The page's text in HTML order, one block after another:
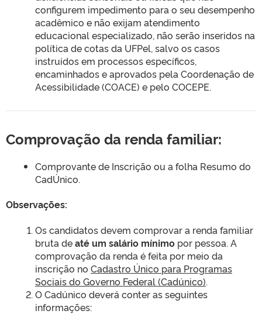
configurem impedimento para o seu desempenho
acadêmico e não exijam atendimento
educacional especializado, não serão inseridos na
política de cotas da UFPel, salvo os casos
instruídos em processos específicos,
encaminhados e aprovados pela Coordenação de
Acessibilidade (COACE) e pelo COCEPE.
Comprovação da renda familiar:
Comprovante de Inscrição ou a folha Resumo do
CadÚnico.
Observações:
Os candidatos devem comprovar a renda familiar
bruta deaté um salário mínimo por pessoa. A
comprovação da renda é feita por meio da
inscrição no Cadastro Único para Programas
Sociais do Governo Federal (Cadúnico).
O Cadúnico deverá conter as seguintes
informações: